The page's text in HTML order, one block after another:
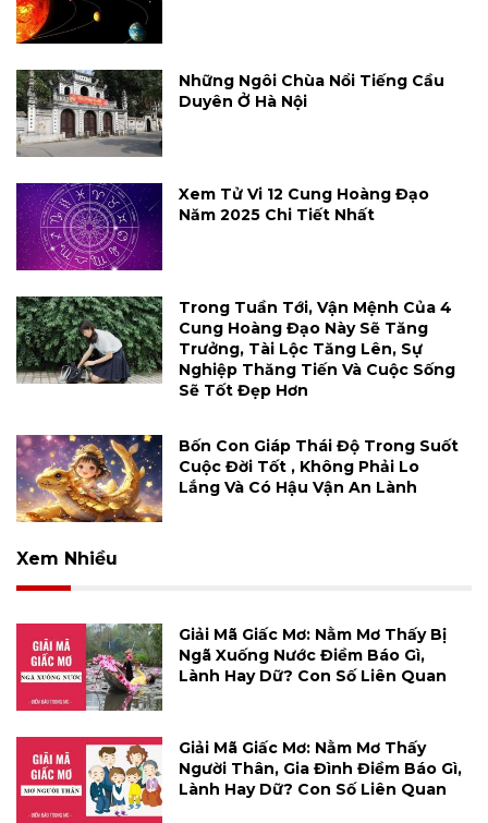
Những Ngôi Chùa Nổi Tiếng Cầu
Duyên Ở Hà Nội
Xem Tử Vi 12 Cung Hoàng Đạo
Năm 2025 Chi Tiết Nhất
Trong Tuần Tới, Vận Mệnh Của 4
Cung Hoàng Đạo Này Sẽ Tăng
Trưởng, Tài Lộc Tăng Lên, Sự
Nghiệp Thăng Tiến Và Cuộc Sống
Sẽ Tốt Đẹp Hơn
Bốn Con Giáp Thái Độ Trong Suốt
Cuộc Đời Tốt , Không Phải Lo
Lắng Và Có Hậu Vận An Lành
Xem Nhiều
Giải Mã Giấc Mơ: Nằm Mơ Thấy Bị
Ngã Xuống Nước Điềm Báo Gì,
Lành Hay Dữ? Con Số Liên Quan
Giải Mã Giấc Mơ: Nằm Mơ Thấy
Người Thân, Gia Đình Điềm Báo Gì,
Lành Hay Dữ? Con Số Liên Quan